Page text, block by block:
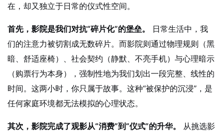
在，却又独立于日常的仪式性空间。
首先，影院是我们对抗“碎片化”的堡垒。
日常生活中，我
们的注意力被切割成无数碎片。而影院则通过物理规则（黑
暗、舒适座椅）、社会契约（静默、不亮手机）与心理暗示
（购票行为本身），强制性地为我们划出一段完整、线性的
时间。这两小时，你只属于故事。这种“被保护的沉浸”，是
任何家庭环境都无法模拟的心理状态。
其次，影院完成了观影从“消费”到“仪式”的升华。
从挑选影